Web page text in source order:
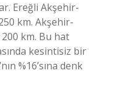
Ereğli Akşehir-
km. Akşehir-
km. Bu hat
kesintisiz bir
%16’sına denk